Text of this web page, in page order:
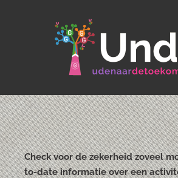
Check voor de zekerheid zoveel
to-date informatie over een